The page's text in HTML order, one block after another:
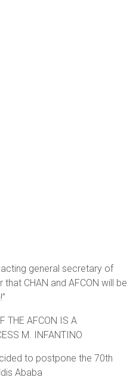
general secretary of
that CHAN and AFCON will be
THE AFCON IS A
M. INFANTINO
to postpone the 70th
Ababa